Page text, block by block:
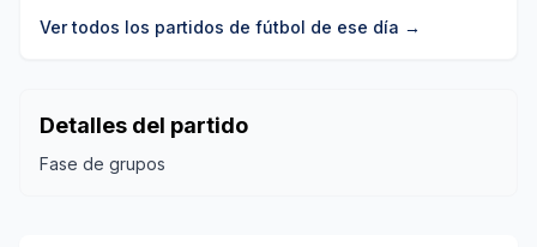
Ver todos los partidos de fútbol de ese día →
Detalles del partido
Fase de grupos